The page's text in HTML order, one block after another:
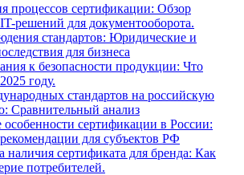
процессов сертификации: Обзор
решений для документооборота.
стандартов: Юридические и
для бизнеса
к безопасности продукции: Что
году.
стандартов на российскую
Сравнительный анализ
особенности сертификации в России:
для субъектов РФ
наличия сертификата для бренда: Как
потребителей.